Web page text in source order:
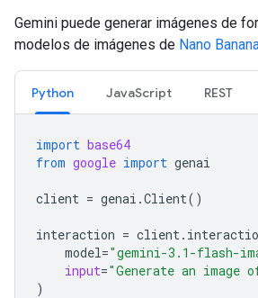
Gemini puede generar imágenes de
modelos de imágenes de Nano
Python JavaScript REST
import base64
from google import genai
client = genai .Client()
interaction = client.
model="gemini-3.1-flash-
input="Generate an
)